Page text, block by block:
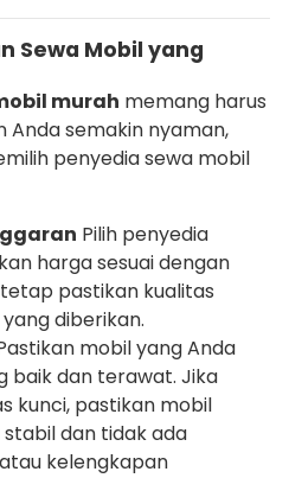
Sewa Mobil yang
murah memang harus
semakin nyaman,
penyedia sewa mobil
Pilih penyedia
harga sesuai dengan
pastikan kualitas
diberikan.
mobil yang Anda
baik dan terawat. Jika
kunci, pastikan mobil
dan tidak ada
kelengkapan